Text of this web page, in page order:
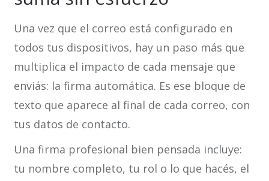
Una vez que el correo está configurado en
todos tus dispositivos, hay un paso más que
multiplica el impacto de cada mensaje que
enviás: la firma automática. Es ese bloque de
texto que aparece al final de cada correo, con
tus datos de contacto.
Una firma profesional bien pensada incluye:
tu nombre completo, tu rol o lo que hacés, el